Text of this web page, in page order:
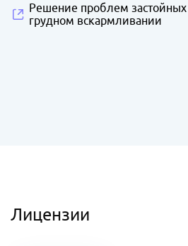
Решение проблем
грудном вскармливании
Лицензии